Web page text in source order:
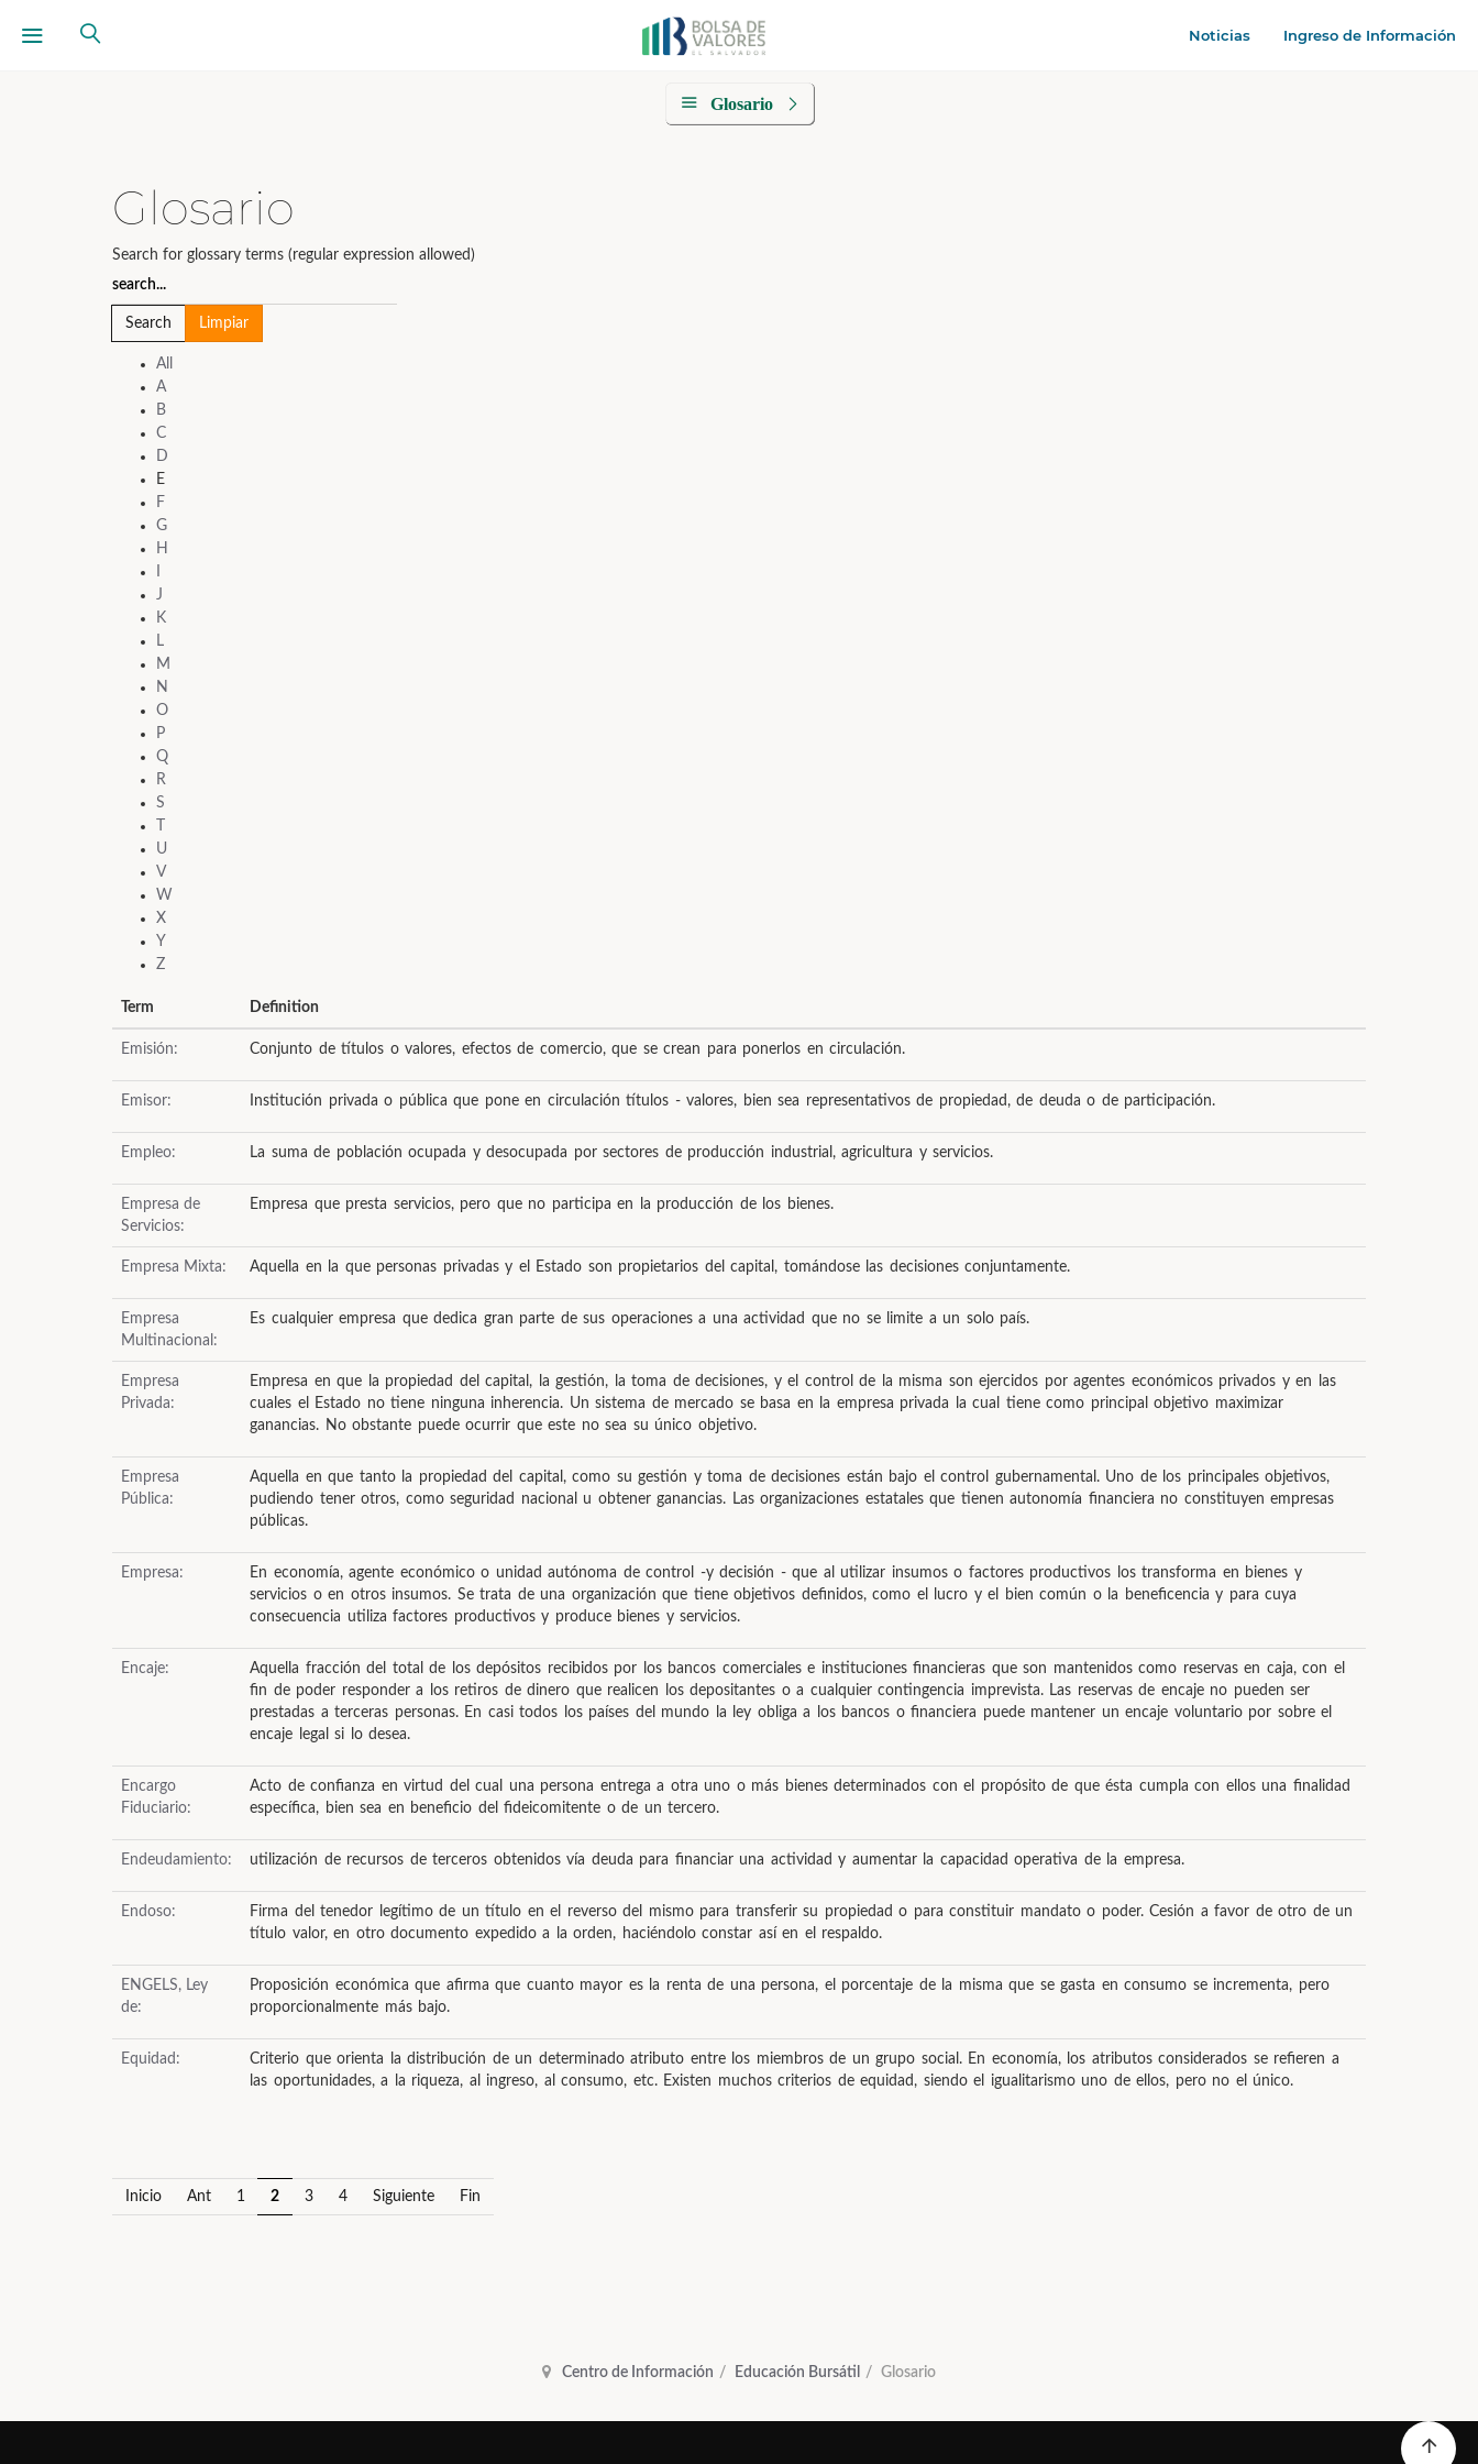
Noticias Ingreso de Información
Glosario
Glosario
Search for glossary terms (regular expression allowed)
All
A
B
C
D
E
F
G
H
J
K
L
M
N
O
P
Q
R
S
U
V
W
X
Y
Z
Term Definition
Emisión: Conjunto de títulos o valores, efectos de comercio, que se crean para ponerlos en circulación.
Emisor: Institución privada o pública que pone en circulación títulos - valores, bien sea representativos de propiedad, de deuda o de participación.
Empleo: La suma de población ocupada y desocupada por sectores de producción industrial, agricultura y servicios.
Empresa de
Servicios:
Empresa que presta servicios, pero que no participa en la producción de los bienes.
Empresa Mixta: Aquella en la que personas privadas y el Estado son propietarios del capital, tomándose las decisiones conjuntamente.
Empresa
Multinacional:
Es cualquier empresa que dedica gran parte de sus operaciones a una actividad que no se limite a un solo país.
Empresa
Privada:
Empresa en que la propiedad del capital, la gestión, la toma de decisiones, y el control de la misma son ejercidos por agentes económicos privados y en las
cuales el Estado no tiene ninguna inherencia. Un sistema de mercado se basa en la empresa privada la cual tiene como principal objetivo maximizar
ganancias. No obstante puede ocurrir que este no sea su único objetivo.
Empresa
Pública:
Aquella en que tanto la propiedad del capital, como su gestión y toma de decisiones están bajo el control gubernamental. Uno de los principales objetivos,
pudiendo tener otros, como seguridad nacional u obtener ganancias. Las organizaciones estatales que tienen autonomía financiera no constituyen empresas
públicas.
Empresa:
En economía, agente económico o unidad autónoma de control -y decisión - que al utilizar insumos o factores productivos los transforma en bienes y
servicios o en otros insumos. Se trata de una organización que tiene objetivos definidos, como el lucro y el bien común o la beneficencia y para cuya
consecuencia utiliza factores productivos y produce bienes y servicios.
Encaje:
Aquella fracción del total de los depósitos recibidos por los bancos comerciales e instituciones financieras que son mantenidos como reservas en caja, con el
fin de poder responder a los retiros de dinero que realicen los depositantes o a cualquier contingencia imprevista. Las reservas de encaje no pueden ser
prestadas a terceras personas. En casi todos los países del mundo la ley obliga a los bancos o financiera puede mantener un encaje voluntario por sobre el
encaje legal si lo desea.
Encargo
Fiduciario:
Acto de confianza en virtud del cual una persona entrega a otra uno o más bienes determinados con el propósito de que ésta cumpla con ellos una finalidad
específica, bien sea en beneficio del fideicomitente o de un tercero.
Endeudamiento: utilización de recursos de terceros obtenidos vía deuda para financiar una actividad y aumentar la capacidad operativa de la empresa.
Endoso:
Firma del tenedor legítimo de un título en el reverso del mismo para transferir su propiedad o para constituir mandato o poder. Cesión a favor de otro de un
título valor, en otro documento expedido a la orden, haciéndolo constar así en el respaldo.
ENGELS, Ley
de:
Proposición económica que afirma que cuanto mayor es la renta de una persona, el porcentaje de la misma que se gasta en consumo se incrementa, pero
proporcionalmente más bajo.
Equidad:
Criterio que orienta la distribución de un determinado atributo entre los miembros de un grupo social. En economía, los atributos considerados se refieren a
las oportunidades, a la riqueza, al ingreso, al consumo, etc. Existen muchos criterios de equidad, siendo el igualitarismo uno de ellos, pero no el único.
Inicio Ant 1 2 3 4 Siguiente Fin
Centro de Información Educación Bursátil Glosario